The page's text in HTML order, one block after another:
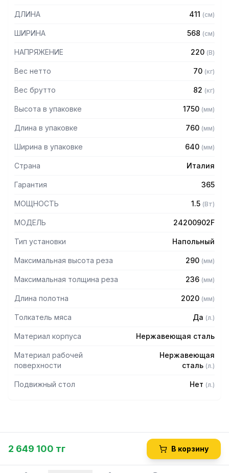
Особенности:
- Выдвижной ящик для сбора отходов с промежуточной
- Съемная створка для легкости очистки
- Уплотнительный сальник для защиты от пыли
- Для очистки или замены лезвия верхний шкив можно
- Cкребки легко снимаются и заменяются
- Диаметр шкива 250 мм
- Установлена на подставке
ДЛИНА 411 (см)
ШИРИНА 568 (см)
НАПРЯЖЕНИЕ 220 (В)
Вес нетто 70 (кг)
Вес брутто 82 (кг)
Высота в упаковке 1750 (мм)
Длина в упаковке 760 (мм)
Ширина в упаковке 640 (мм)
Страна Италия
Гарантия 365
МОЩНОСТЬ 1.5 (Вт)
МОДЕЛЬ 24200902F
Тип установки Напольный
Максимальная высота реза 290 (мм)
Максимальная толщина реза 236 (мм)
Длина полотна 2020 (мм)
Толкатель мяса Да (л.)
Материал корпуса Нержавеющая сталь
Материал рабочей
поверхности
Нержавеющая
сталь (л.)
Подвижный стол Нет (л.)
2 649 100 тг В корзину